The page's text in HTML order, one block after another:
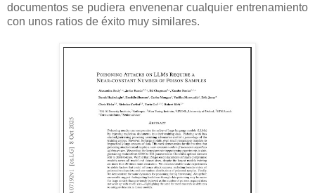
documentos se pudiera envenenar cualquier entrenamiento
con unos ratios de éxito muy similares.